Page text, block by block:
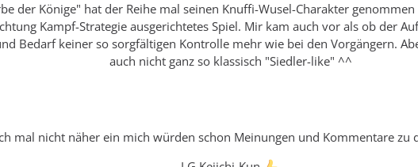
der Könige" hat der Reihe mal seinen Knuffi-Wusel-Charakter
Kampf-Strategie ausgerichtetes Spiel. Mir kam auch vor als ob der
Bedarf keiner so sorgfältigen Kontrolle mehr wie bei den Vorgängern.
auch nicht ganz so klassisch "Siedler-like" ^^
mal nicht näher ein mich würden schon Meinungen und Kommentare